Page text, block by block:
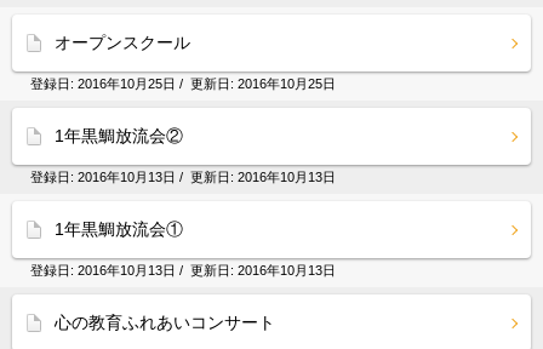
オープンスクール
登録日: 2016年10月25日 / 更新日: 2016年10月25日
1年黒鯛放流会②
登録日: 2016年10月13日 / 更新日: 2016年10月13日
1年黒鯛放流会①
登録日: 2016年10月13日 / 更新日: 2016年10月13日
心の教育ふれあいコンサート